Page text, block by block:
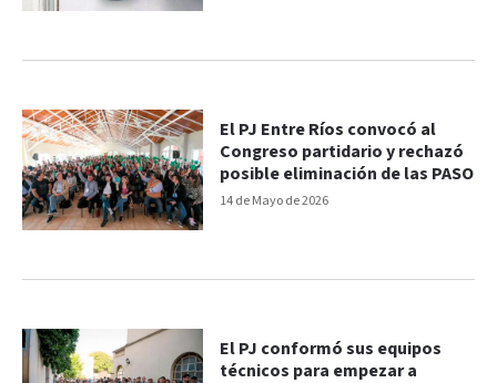
14 de Mayo de 2026
El PJ Entre Ríos convocó al
Congreso partidario y rechazó
posible eliminación de las PASO
El PJ conformó sus equipos
técnicos para empezar a